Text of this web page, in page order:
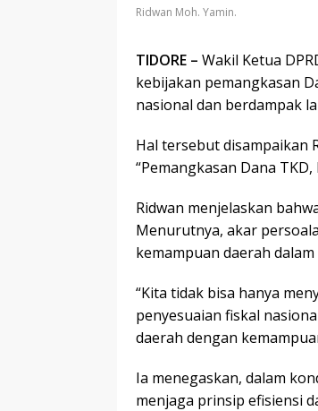
Ridwan Moh. Yamin.
TIDORE – Wakil Ketua
kebijakan pemangkasan
nasional dan berdampak
Hal tersebut disampaikan
“Pemangkasan Dana
Ridwan menjelaskan
Menurutnya, akar
kemampuan daerah
“Kita tidak bisa hanya
penyesuaian fiskal
daerah dengan
Ia menegaskan, dalam
menjaga prinsip efisiensi